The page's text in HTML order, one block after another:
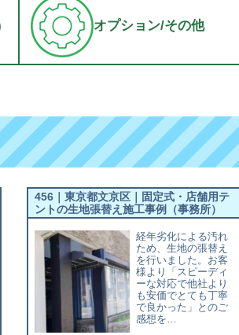
オプション/その他
456｜東京都文京区｜固定式・店舗用テ
ントの生地張替え施工事例（事務所）
経年劣化による汚れ
ため、生地の張替え
を行いました。お客
様より「スピーディ
ーな対応で他社より
も安価でとても丁寧
で良かった」とのご
感想を…